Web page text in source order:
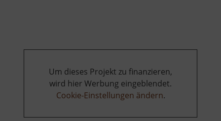
Um dieses Projekt zu finanzieren,
wird hier Werbung eingeblendet.
Cookie-Einstellungen ändern.